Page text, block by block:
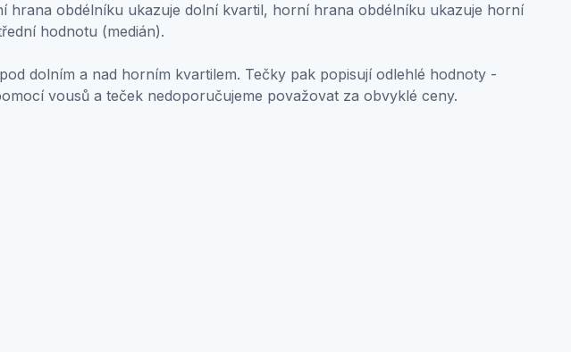
hrana obdélníku ukazuje dolní kvartil, horní hrana obdélníku ukazuje horní
hodnotu (medián).
dolním a nad horním kvartilem. Tečky pak popisují odlehlé hodnoty -
vousů a teček nedoporučujeme považovat za obvyklé ceny.
data. Each data point in the chart can have up to 5 values: minimum, lower